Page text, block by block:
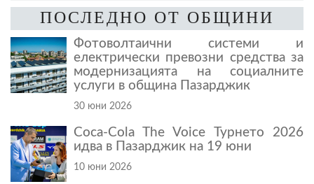
ПОСЛЕДНО ОТ ОБЩИНИ
Фотоволтаични системи и
електрически превозни средства за
модернизацията на социалните
услуги в община Пазарджик
30 юни 2026
Coca-Cola The Voice Турнето 2026
идва в Пазарджик на 19 юни
10 юни 2026